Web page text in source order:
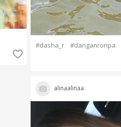
#dasha_r #danganronpa
alinaalinaa